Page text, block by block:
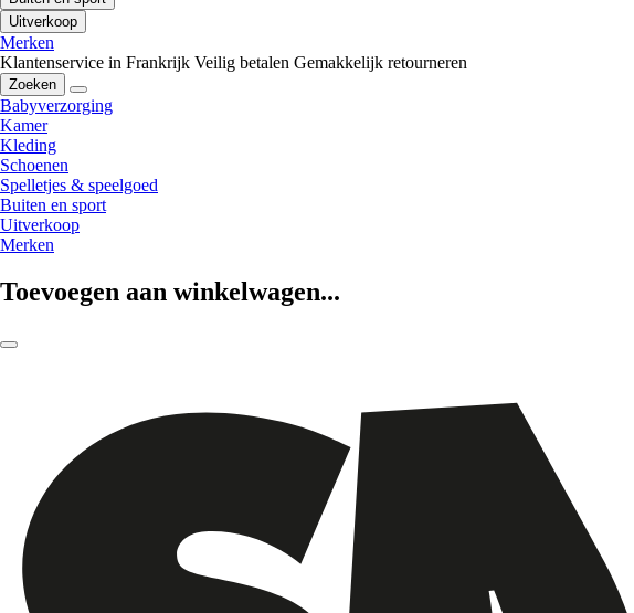
Uitverkoop
Merken
Klantenservice in Frankrijk Veilig betalen Gemakkelijk retourneren
Zoeken
Babyverzorging
Kamer
Kleding
Schoenen
Spelletjes & speelgoed
Buiten en sport
Uitverkoop
Merken
Toevoegen aan winkelwagen...